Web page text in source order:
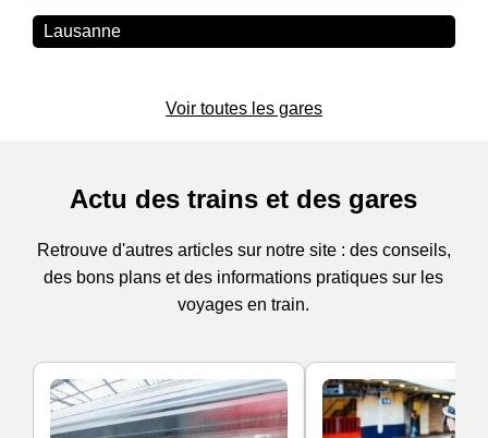
Lausanne
Voir toutes les gares
Actu des trains et des gares
Retrouve d'autres articles sur notre site : des conseils,
des bons plans et des informations pratiques sur les
voyages en train.